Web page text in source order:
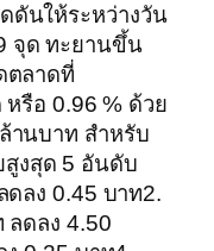
ดันให้ระหว่างวัน
จุด ทะยานขึ้น
ตลาดที่
รือ 0.96 % ด้วย
านบาท สำหรับ
งสุด 5 อันดับ
ลง 0.45 บาท2.
ลดลง 4.50